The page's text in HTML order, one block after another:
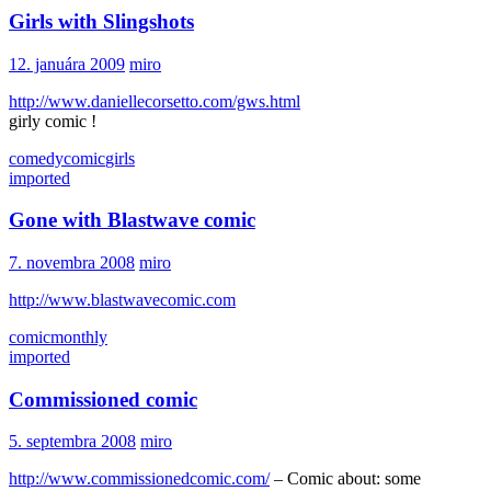
Girls with Slingshots
12. januára 2009 miro
http://www.daniellecorsetto.com/gws.html
girly comic !
comedycomicgirls
imported
Gone with Blastwave comic
7. novembra 2008 miro
http://www.blastwavecomic.com
comicmonthly
imported
Commissioned comic
5. septembra 2008 miro
http://www.commissionedcomic.com/– Comic about: some